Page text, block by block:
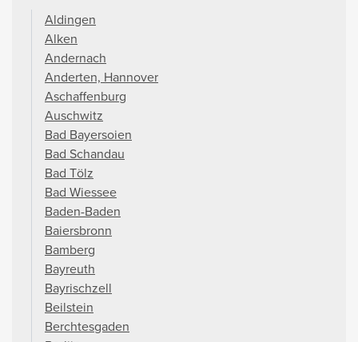
Aldingen
Alken
Andernach
Anderten, Hannover
Aschaffenburg
Auschwitz
Bad Bayersoien
Bad Schandau
Bad Tölz
Bad Wiessee
Baden-Baden
Baiersbronn
Bamberg
Bayreuth
Bayrischzell
Beilstein
Berchtesgaden